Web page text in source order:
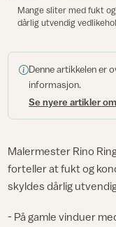
Mange sliter med fukt
dårlig utvendig
Denne artikkelen er
informasjon.
Se nyere artikler
Malermester Rino
forteller at fukt og
skyldes dårlig
- På gamle vinduer